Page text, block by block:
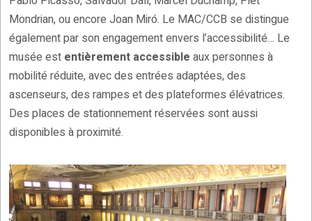
Mondrian, ou encore Joan Miró. Le MAC/CCB se distingue
également par son engagement envers l’accessibilité… Le
musée est entièrement accessible aux personnes à
mobilité réduite, avec des entrées adaptées, des
ascenseurs, des rampes et des plateformes élévatrices.
Des places de stationnement réservées sont aussi
disponibles à proximité.